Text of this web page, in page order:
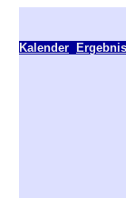
Kalender